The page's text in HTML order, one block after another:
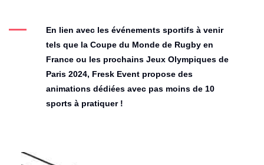
En lien avec les événements sportifs à venir
tels quela Coupe du Monde de Rugby en
Franceou les prochains Jeux Olympiques de
Paris 2024, Fresk Event propose des
animations dédiées avec pas moins de 10
sports à pratiquer!